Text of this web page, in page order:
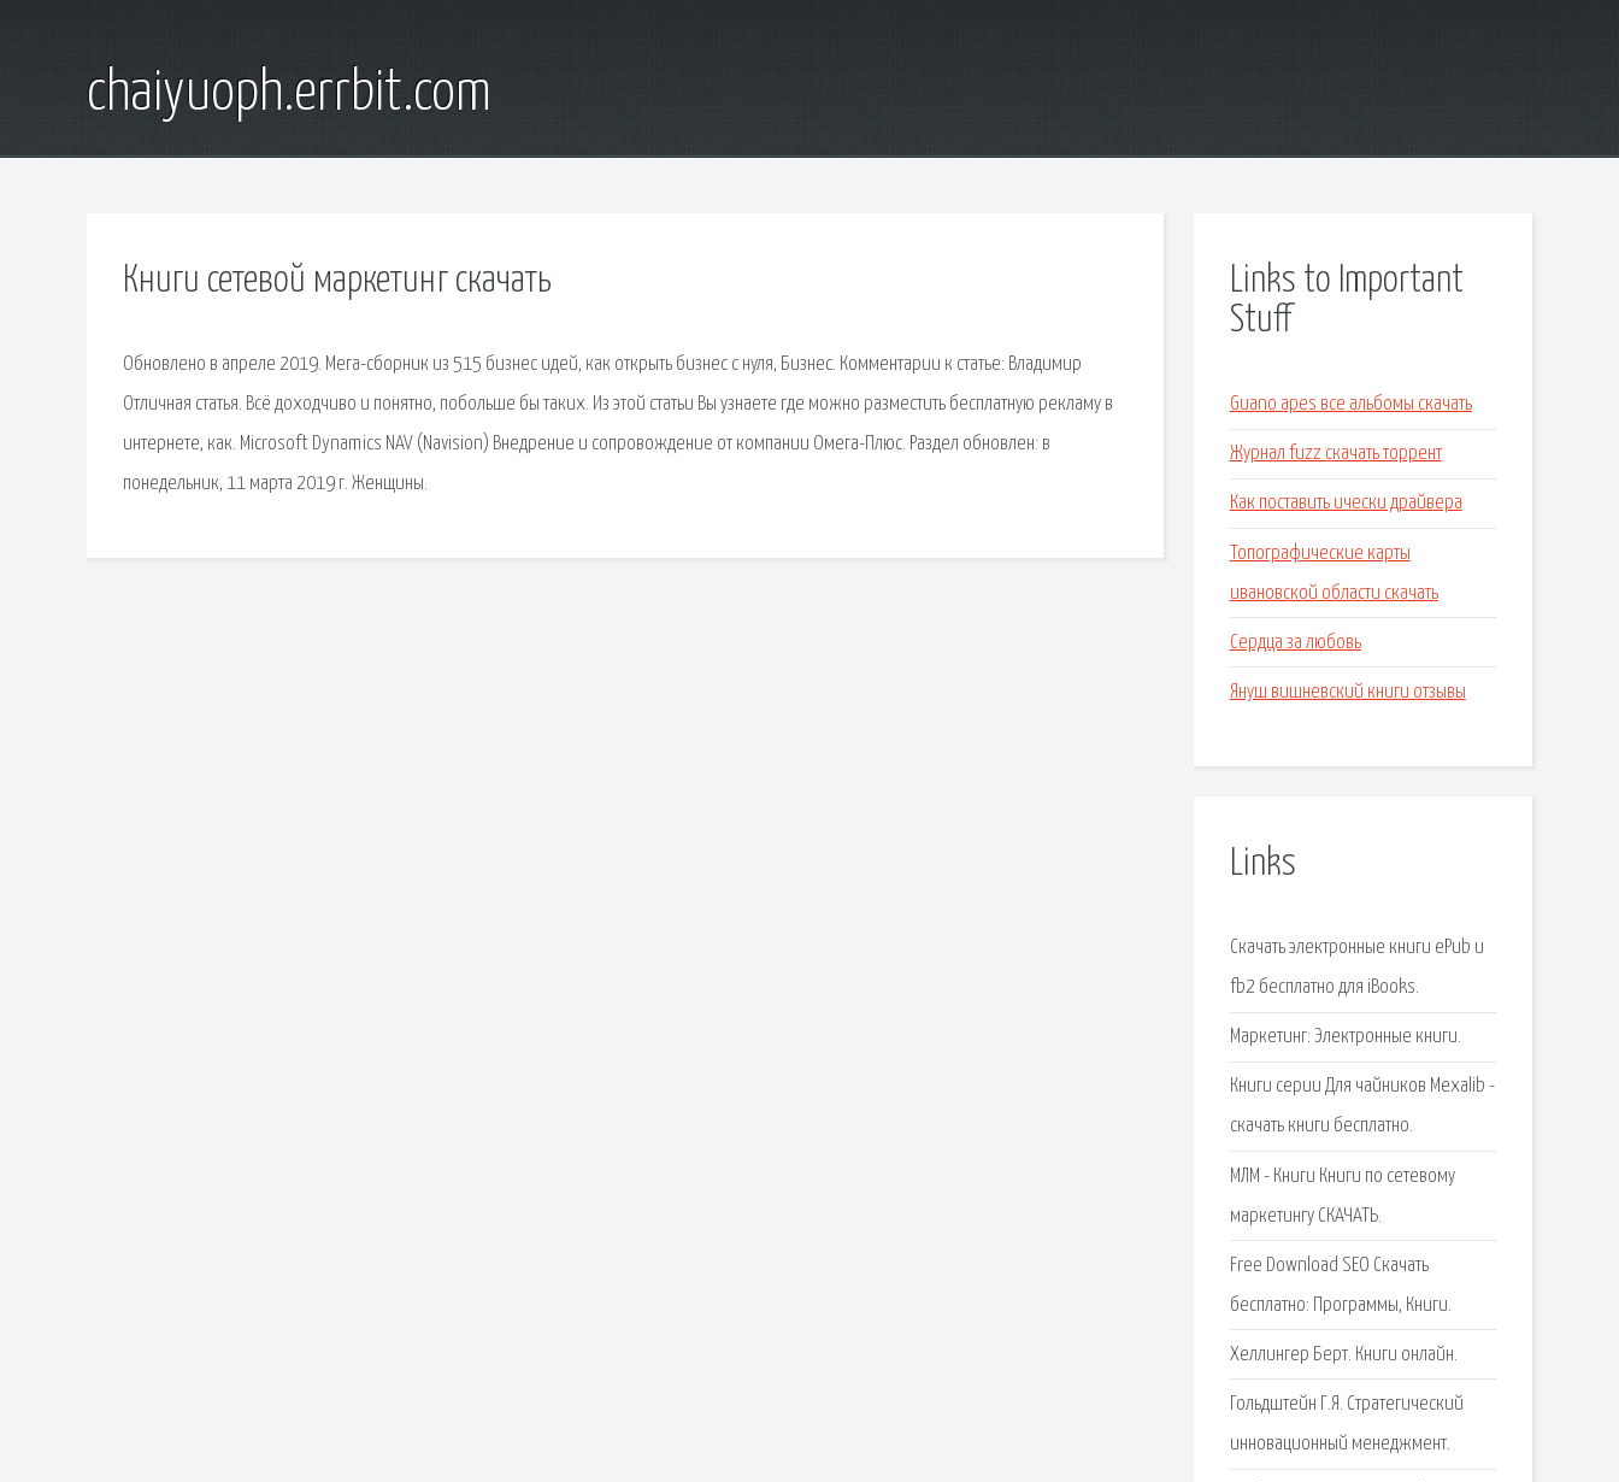
chaiyuoph.errbit.com
Книги сетевой маркетинг скачать
Обновлено в апреле 2019. Мега-сборник из 515 бизнес идей, как открыть бизнес с нуля, Бизнес. Комментарии к статье: Владимир
Отличная статья. Всё доходчиво и понятно, побольше бы таких. Из этой статьи Вы узнаете где можно разместить бесплатную рекламу в
интернете, как. Microsoft Dynamics NAV (Navision) Внедрение и сопровождение от компании Омега-Плюс. Раздел обновлен: в
понедельник, 11 марта 2019 г. Женщины.
Links to Important
Stuff
Guano apes все альбомы скачать
Журнал fuzz скачать торрент
Как поставить ически драйвера
Топографические карты
ивановской области скачать
Сердца за любовь
Януш вишневский книги отзывы
Links
Скачать электронные книги ePub и
fb2 бесплатно для iBooks.
Маркетинг: Электронные книги.
Книги серии Для чайников Mexalib -
скачать книги бесплатно.
МЛМ - Книги Книги по сетевому
маркетингу СКАЧАТЬ.
Free Download SEO Скачать
бесплатно: Программы, Книги.
Хеллингер Берт. Книги онлайн.
Гольдштейн Г.Я. Стратегический
инновационный менеджмент.